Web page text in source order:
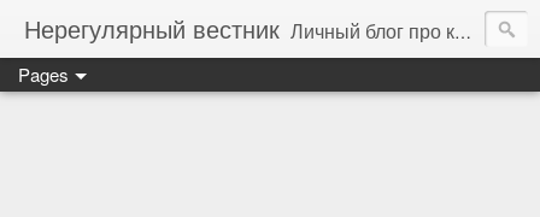
Нерегулярный вестник Личный блог про компьютеры, технологии и программирование
Pages